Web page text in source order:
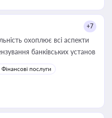
+7
охоплює всі аспекти
банківських установ
Фінансові послуги